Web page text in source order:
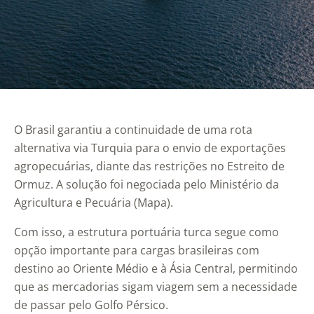
O Brasil garantiu a continuidade de uma rota
alternativa via Turquia para o envio de exportações
agropecuárias, diante das restrições no Estreito de
Ormuz. A solução foi negociada pelo Ministério da
Agricultura e Pecuária (Mapa).
Com isso, a estrutura portuária turca segue como
opção importante para cargas brasileiras com
destino ao Oriente Médio e à Ásia Central, permitindo
que as mercadorias sigam viagem sem a necessidade
de passar pelo Golfo Pérsico.